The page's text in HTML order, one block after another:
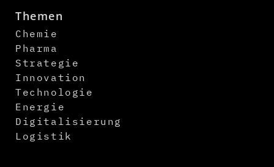
Themen
Chemie
Pharma
Strategie
Innovation
Technologie
Energie
Digitalisierung
Logistik